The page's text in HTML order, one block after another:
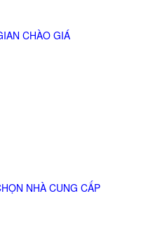
CHÀO GIÁ
NHÀ CUNG CẤP